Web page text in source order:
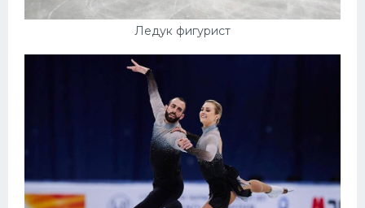
Ледук фигурист